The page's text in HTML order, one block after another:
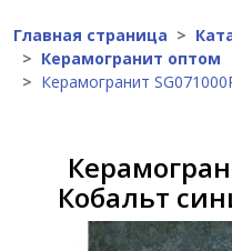
Главная страница
Керамогранит оптом
Керамогранит
Кобальт